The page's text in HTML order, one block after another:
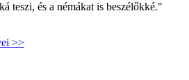
teszi, és a némákat is beszélőkké."
>>